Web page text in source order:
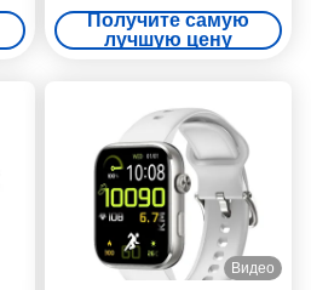
TFT дисплей Smartwatch с
Bluetooth-звонками
Получите самую
лучшую цену
Видео